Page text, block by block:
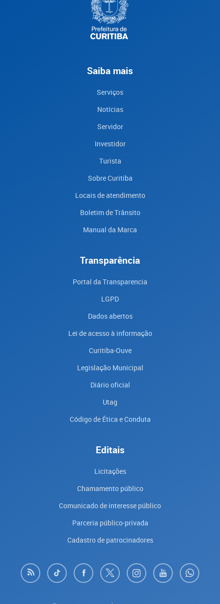
Saiba mais
Serviços
Notícias
Servidor
Investidor
Turista
Sobre Curitiba
Locais de atendimento
Boletim de Trânsito
Manual da Marca
Transparência
Portal da Transparencia
LGPD
Dados abertos
Lei de acesso à informação
Curitiba-Ouve
Legislação Municipal
Diário oficial
Utag
Código de Ética e Conduta
Editais
Licitações
Chamamento público
Comunicado de interesse público
Parceria público-privada
Cadastro de patrocinadores